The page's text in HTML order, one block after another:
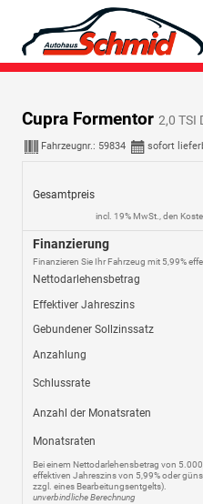
Cupra Formentor 2,0 TSI
Fahrzeugnr.: 59834 sofort
Gesamtpreis
incl. 19% MwSt., den
Finanzierung
Finanzieren Sie Ihr Fahrzeug mit 5,99%
Nettodarlehensbetrag
Effektiver Jahreszins
Gebundener Sollzinssatz
Anzahlung
Schlussrate
Anzahl der Monatsraten
Monatsraten
Bei einem Nettodarlehensbetrag von
effektiven Jahreszins von 5,99% oder
zzgl. eines Bearbeitungsentgelts).
unverbindliche Berechnung